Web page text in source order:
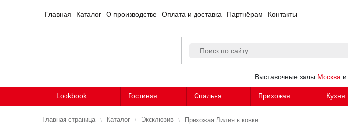
Главная Каталог О производстве Оплата и доставка Партнёрам Контакты
Выставочные залы Москва и
Lookbook Гостиная Спальня Прихожая Кухня
Главная страница Каталог Эксклюзив Прихожая Лилия в ковке